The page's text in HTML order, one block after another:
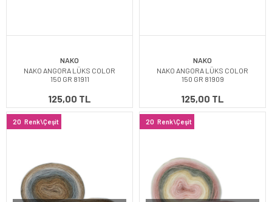
NAKO
NAKO ANGORA LÜKS COLOR
150 GR 81911
125,00 TL
NAKO
NAKO ANGORA LÜKS COLOR
150 GR 81909
125,00 TL
20 Renk\Çeşit 20 Renk\Çeşit